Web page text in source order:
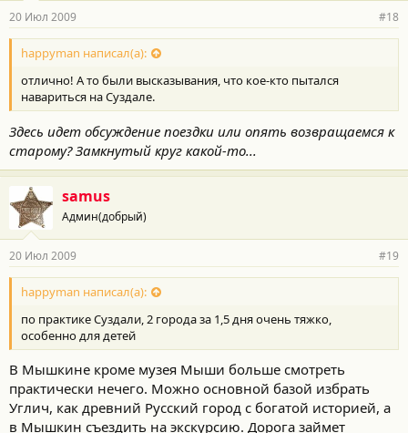
20 Июл 2009 #18
happyman написал(а):
отлично! А то были высказывания, что кое-кто пытался
навариться на Суздале.
Здесь идет обсуждение поездки или опять возвращаемся к
старому? Замкнутый круг какой-то...
samus
Админ(добрый)
20 Июл 2009 #19
happyman написал(а):
по практике Суздали, 2 города за 1,5 дня очень тяжко,
особенно для детей
В Мышкине кроме музея Мыши больше смотреть
практически нечего. Можно основной базой избрать
Углич, как древний Русский город с богатой историей, а
в Мышкин съездить на экскурсию. Дорога займет